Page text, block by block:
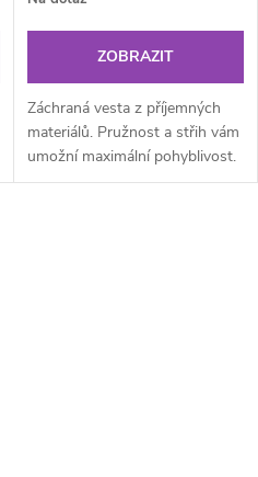
ZOBRAZIT
Záchraná vesta z příjemných
materiálů. Pružnost a střih vám
umožní maximální pohyblivost.
100N ISO-certified (life jacket)